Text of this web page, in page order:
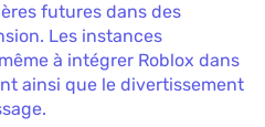
futures dans des
Les instances
à intégrer Roblox dans
ainsi que le divertissement